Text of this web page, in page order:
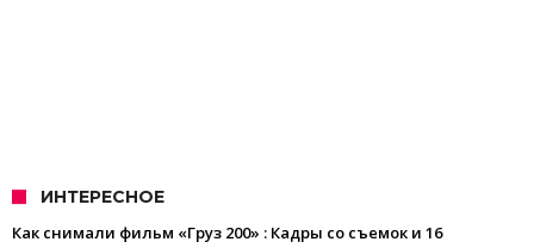
ИНТЕРЕСНОЕ
Как снимали фильм «Груз 200» : Кадры со съемок и 16